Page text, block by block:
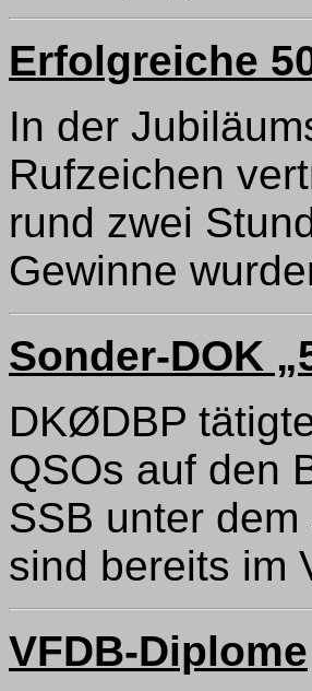
Erfolgreiche
In der
Rufzeichen
rund zwei
Gewinne
Sonder-DOK
DKØDBP
QSOs auf den
SSB unter dem
sind bereits im
VFDB-Diplome